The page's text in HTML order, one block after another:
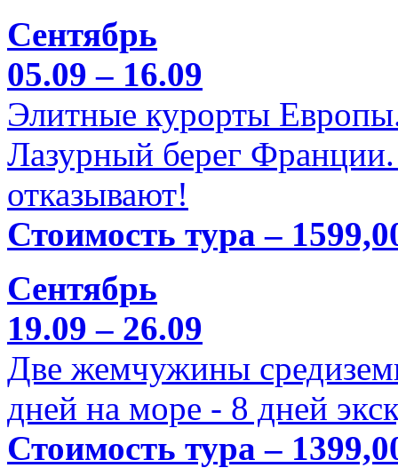
Сентябрь
05.09 – 16.09
Элитные курорты
Лазурный берег
отказывают!
Стоимость тура –
Сентябрь
19.09 – 26.09
Две жемчужины
дней на море - 8 дней
Стоимость тура –